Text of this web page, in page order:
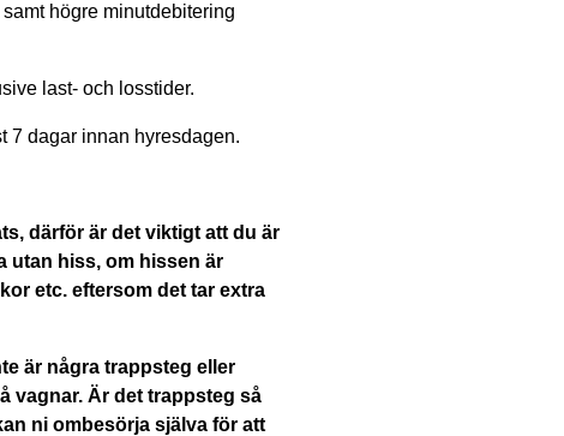
högre minutdebitering
last- och losstider.
7 dagar innan hyresdagen.
därför är det viktigt att du är
utan hiss, om hissen är
etc. eftersom det tar extra
är några trappsteg eller
vagnar. Är det trappsteg så
ni ombesörja själva för att